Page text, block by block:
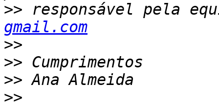
>> responsável pela
gmail.com
>>
>>
>>
>>